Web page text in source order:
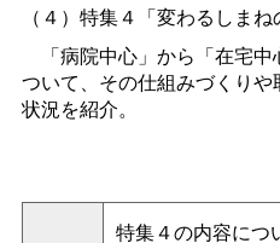
（４）特集４ 「変わるしまね
「病院中心」から「在宅中
ついて、その仕組みづくり
状況を紹介。
特集４の内容につ